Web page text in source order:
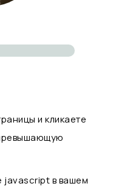
и кликаете
javascript в вашем